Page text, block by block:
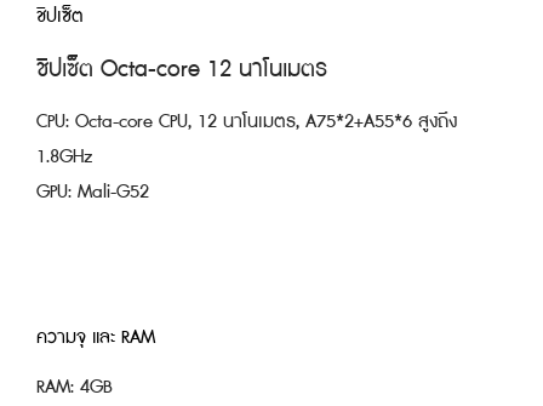
ชิปเซ็ต
ชิปเซ็ต Octa-core 12 นาโนเมตร
CPU: Octa-core CPU, 12 นาโนเมตร, A75*2+A55*6 สูงถึง
1.8GHz
GPU: Mali-G52
ความจุ และ RAM
RAM: 4GB